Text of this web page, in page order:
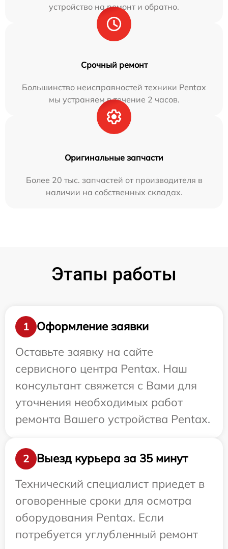
устройство на ремонт и обратно.
Срочный ремонт
Большинство неисправностей техники Pentax
мы устраняем в течение 2 часов.
Оригинальные запчасти
Более 20 тыс. запчастей от производителя в
наличии на собственных складах.
Этапы работы
1
Оформление заявки
Оставьте заявку на сайте
сервисного центра Pentax. Наш
консультант свяжется с Вами для
уточнения необходимых работ
ремонта Вашего устройства Pentax.
2
Выезд курьера за 35 минут
Технический специалист приедет в
оговоренные сроки для осмотра
оборудования Pentax. Если
потребуется углубленный ремонт